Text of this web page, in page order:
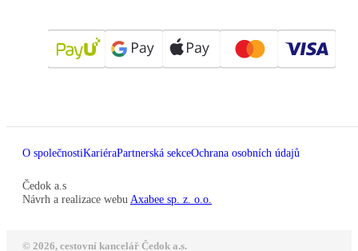
O společnostiKariéraPartnerská sekceOchrana osobních údajů
Čedok a.s
Návrh a realizace webu Axabee sp. z. o.o.
© 2026, cestovní kancelář Čedok a.s.